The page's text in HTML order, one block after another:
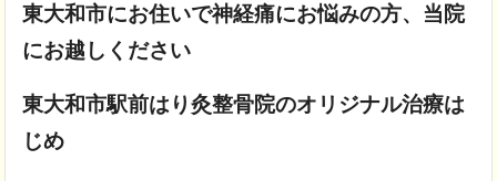
東大和市にお住いで神経痛にお悩みの方、当院
にお越しください
東大和市駅前はり灸整骨院のオリジナル治療は
じめ